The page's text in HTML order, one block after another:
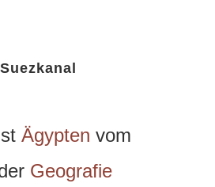
Suezkanal
Ägypten vom
Geografie